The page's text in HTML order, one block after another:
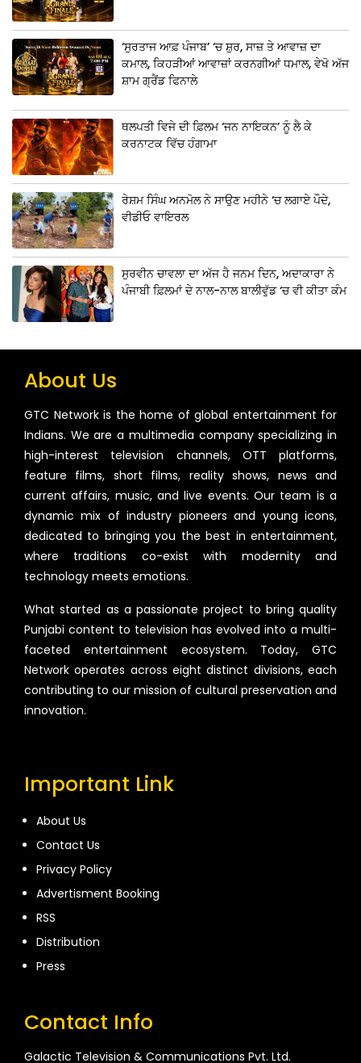
‘ਸੁਰਤਾਜ ਆਫ਼ ਪੰਜਾਬ’ ‘ਚ ਸ਼ੁਰ, ਸਾਜ਼ ਤੇ ਆਵਾਜ਼ ਦਾ
ਕਮਾਲ, ਕਿਹੜੀਆਂ ਆਵਾਜ਼ਾਂ ਕਰਨਗੀਆਂ ਧਮਾਲ, ਵੇਖੋ ਅੱਜ
ਸ਼ਾਮ ਗ੍ਰੈਂਡ ਫਿਨਾਲੇ
ਥਲਪਤੀ ਵਿਜੇ ਦੀ ਫ਼ਿਲਮ ‘ਜਨ ਨਾਇਕਨ’ ਨੂੰ ਲੈ ਕੇ
ਕਰਨਾਟਕ ਵਿੱਚ ਹੰਗਾਮਾ
ਰੇਸ਼ਮ ਸਿੰਘ ਅਨਮੋਲ ਨੇ ਸਾਉਣ ਮਹੀਨੇ ‘ਚ ਲਗਾਏ ਪੌਦੇ,
ਵੀਡੀਓ ਵਾਇਰਲ
ਸੁਰਵੀਨ ਚਾਵਲਾ ਦਾ ਅੱਜ ਹੈ ਜਨਮ ਦਿਨ, ਅਦਾਕਾਰਾ ਨੇ
ਪੰਜਾਬੀ ਫ਼ਿਲਮਾਂ ਦੇ ਨਾਲ-ਨਾਲ ਬਾਲੀਵੁੱਡ ‘ਚ ਵੀ ਕੀਤਾ ਕੰਮ
About Us
GTC Network is the home of global entertainment for
Indians. We are a multimedia company specializing in
high-interest television channels, OTT platforms,
feature films, short films, reality shows, news and
current affairs, music, and live events. Our team is a
dynamic mix of industry pioneers and young icons,
dedicated to bringing you the best in entertainment,
where traditions co-exist with modernity and
technology meets emotions.
What started as a passionate project to bring quality
Punjabi content to television has evolved into a multi-
faceted entertainment ecosystem. Today, GTC
Network operates across eight distinct divisions, each
contributing to our mission of cultural preservation and
innovation.
Important Link
About Us
Contact Us
Privacy Policy
Advertisment Booking
RSS
Distribution
Press
Contact Info
Galactic Television & Communications Pvt. Ltd.